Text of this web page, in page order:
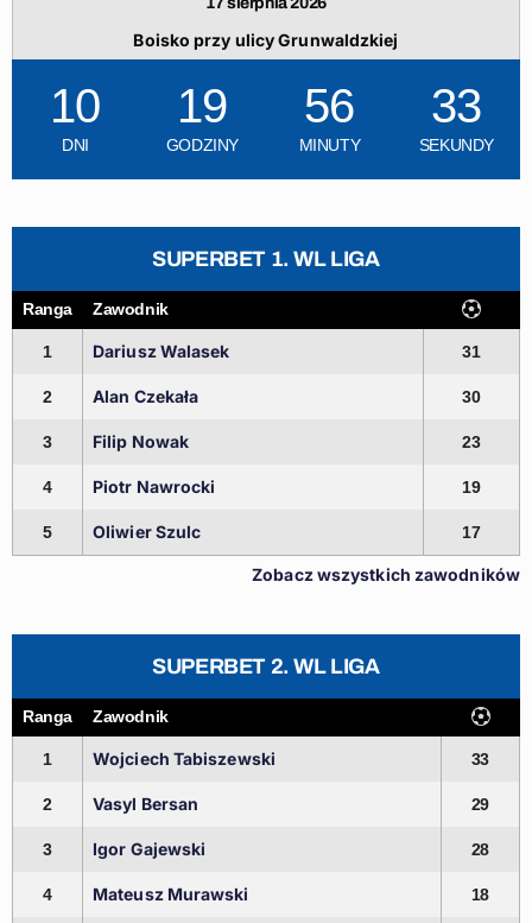
Boisko przy ulicy Grunwaldzkiej
10
DNI
19
GODZINY
56
MINUTY
32
SEKUNDY
SUPERBET 1. WL LIGA
Ranga Zawodnik
1 Dariusz Walasek 31
2 Alan Czekała 30
3 Filip Nowak 23
4 Piotr Nawrocki 19
5 Oliwier Szulc 17
Zobacz wszystkich zawodników
SUPERBET 2. WL LIGA
Ranga Zawodnik
1 Wojciech Tabiszewski 33
2 Vasyl Bersan 29
3 Igor Gajewski 28
4 Mateusz Murawski 18